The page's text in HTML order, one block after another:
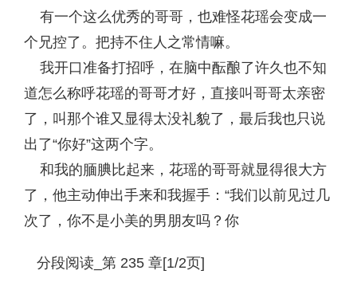
有一个这么优秀的哥哥，也难怪花瑶会变成一
个兄控了。把持不住人之常情嘛。
我开口准备打招呼，在脑中酝酿了许久也不知
道怎么称呼花瑶的哥哥才好，直接叫哥哥太亲密
了，叫那个谁又显得太没礼貌了，最后我也只说
出了“你好”这两个字。
和我的腼腆比起来，花瑶的哥哥就显得很大方
了，他主动伸出手来和我握手：“我们以前见过几
次了，你不是小美的男朋友吗？你
分段阅读_第 235 章[1/2页]